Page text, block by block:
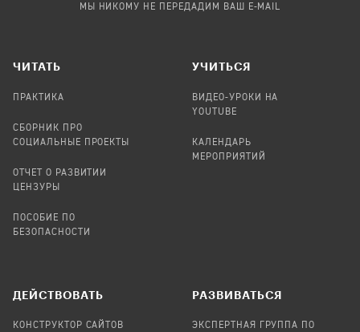
МЫ НИКОМУ НЕ ПЕРЕДАДИМ ВАШ E-MAIL
ЧИТАТЬ
ПРАКТИКА
СБОРНИК ПРО
СОЦИАЛЬНЫЕ ПРОЕКТЫ
ОТЧЕТ О РАЗВИТИИ
ЦЕНЗУРЫ
ПОСОБИЕ ПО
БЕЗОПАСНОСТИ
УЧИТЬСЯ
ВИДЕО-УРОКИ НА
YOUTUBE
КАЛЕНДАРЬ
МЕРОПРИЯТИЙ
ДЕЙСТВОВАТЬ
КОНСТРУКТОР САЙТОВ
РАЗВИВАТЬСЯ
ЭКСПЕРТНАЯ ГРУППА ПО